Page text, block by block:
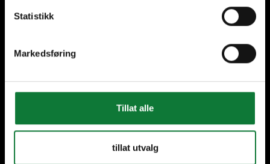
Statistikk
Markedsføring
Tillat alle
tillat utvalg
Plus de 40 Hommes de
Seulement aluminium